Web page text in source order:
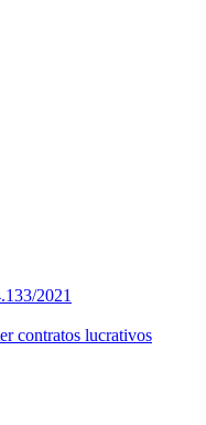
2021
contratos lucrativos